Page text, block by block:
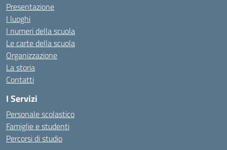
Presentazione
I luoghi
I numeri della scuola
Le carte della scuola
Organizzazione
La storia
Contatti
I Servizi
Personale scolastico
Famiglie e studenti
Percorsi di studio